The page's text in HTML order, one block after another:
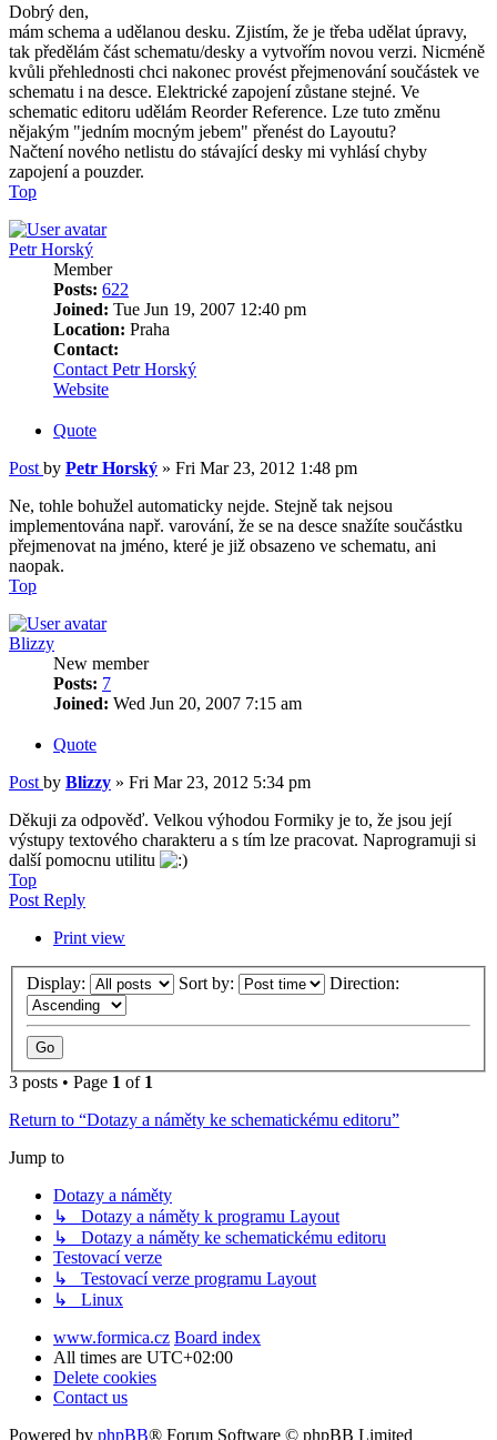
Dobrý den,
mám schema a udělanou desku. Zjistím, že je třeba udělat úpravy,
tak předělám část schematu/desky a vytvořím novou verzi. Nicméně
kvůli přehlednosti chci nakonec provést přejmenování součástek ve
schematu i na desce. Elektrické zapojení zůstane stejné. Ve
schematic editoru udělám Reorder Reference. Lze tuto změnu
nějakým "jedním mocným jebem" přenést do Layoutu?
Načtení nového netlistu do stávající desky mi vyhlásí chyby
zapojení a pouzder.
Top
Petr Horský
Member
Posts: 622
Joined: Tue Jun 19, 2007 12:40 pm
Location: Praha
Contact:
Contact Petr Horský
Website
Quote
Post by Petr Horský » Fri Mar 23, 2012 1:48 pm
Ne, tohle bohužel automaticky nejde. Stejně tak nejsou
implementována např. varování, že se na desce snažíte součástku
přejmenovat na jméno, které je již obsazeno ve schematu, ani
naopak.
Top
Blizzy
New member
Posts: 7
Joined: Wed Jun 20, 2007 7:15 am
Quote
Post by Blizzy » Fri Mar 23, 2012 5:34 pm
Děkuji za odpověď. Velkou výhodou Formiky je to, že jsou její
výstupy textového charakteru a s tím lze pracovat. Naprogramuji si
další pomocnu utilitu
Top
Post Reply
Print view
Display: Sort by: Direction:
3 posts • Page 1 of 1
Return to “Dotazy a náměty ke schematickému editoru”
Jump to
Dotazy a náměty
↳ Dotazy a náměty k programu Layout
↳ Dotazy a náměty ke schematickému editoru
Testovací verze
↳ Testovací verze programu Layout
↳ Linux
www.formica.cz Board index
All times are UTC+02:00
Delete cookies
Contact us
Powered by phpBB® Forum Software © phpBB Limited